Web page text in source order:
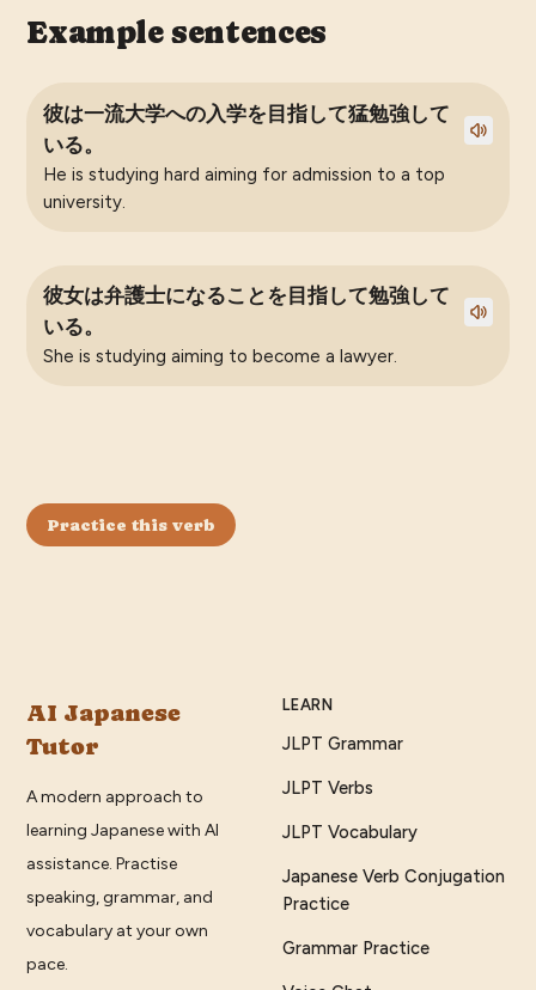
Example sentences
彼は一流大学への入学を目指して猛勉強して
いる。
He is studying hard aiming for admission to a top
university.
彼女は弁護士になることを目指して勉強して
いる。
She is studying aiming to become a lawyer.
Practice this verb
AI Japanese
Tutor
A modern approach to
learning Japanese with AI
assistance. Practise
speaking, grammar, and
vocabulary at your own
pace.
LEARN
JLPT Grammar
JLPT Verbs
JLPT Vocabulary
Japanese Verb Conjugation
Practice
Grammar Practice